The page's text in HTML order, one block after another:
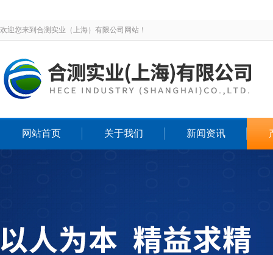
欢迎您来到合测实业（上海）有限公司网站！
网站首页 关于我们 新闻资讯